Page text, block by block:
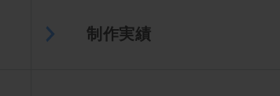
制作実績